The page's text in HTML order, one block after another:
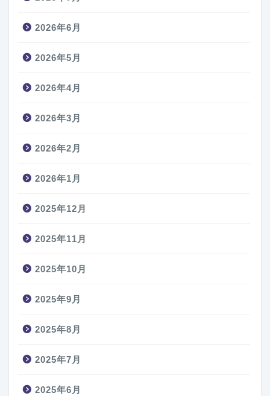
2026年6月
2026年5月
2026年4月
2026年3月
2026年2月
2026年1月
2025年12月
2025年11月
2025年10月
2025年9月
2025年8月
2025年7月
2025年6月